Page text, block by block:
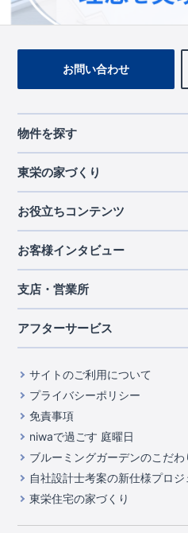
お問い合わせ
物件を探す
エリアから探す
北海道・東北
北海道
宮城県
千葉県
中部
山梨県
静岡県
滋賀県
京都府
中国・四国
岡山県
広島県
九州・沖縄
福岡県
熊本県
東栄の家づくり
長期優良住宅
住宅性能評価書
ブルーミングガーデンは地震に
室内空間を快適に保つ断熱性能
コストパフォーマンスに自信
充実のアフターサポート
第三者評価によるお墨付き
家づくりのプロにも選ばれるブ
住んでみるとじわじわ伝わる暮
自社一貫体制
お役立ちコンテンツ
ご契約までの道のり
現地見学ガイド
ご紹介制度のご案内
東栄INDEX（用語集）
お客様インタビュー
支店・営業所
アフターサービス
サイトのご利用について
プライバシーポリシー
免責事項
niwaで過ごす 庭曜日
ブルーミングガーデンのこだわ
自社設計士考案の新仕様プロジ
東栄住宅の家づくり